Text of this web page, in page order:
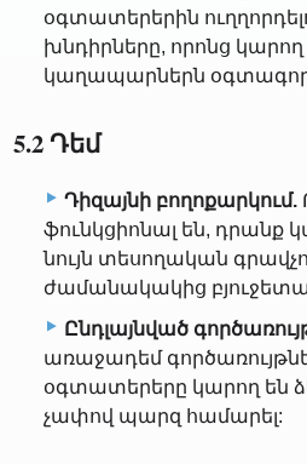
օգտատերերին
խնդիրները, որոնց
կաղապարներն
5.2 Դեմ
Դիզայնի բողոքարկում.
ֆունկցիոնալ են, դրանք
նույն տեսողական
ժամանակակից
Ընդլայնված
առաջադեմ
օգտատերերը կարող են
չափով պարզ համարել: